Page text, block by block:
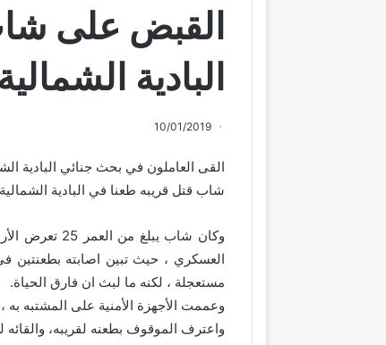
القبض على
البادية الشمالية
10/01/2019
القى العاملون في بحث جنائي البادية
شاب قتل قريبه طعنا في البادية
وكان شاب
العسكري ، حيث تبين اصابته بطعنتين
مستعجلة ، لكنه ما لبث ان فارق الحياة.
وعممت الأجهزة الأمنية على المشتبه
واعترف الموقوف بطعنه لقريبه،